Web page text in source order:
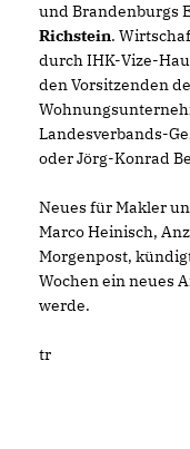
und Brandenburgs
Richstein.
durch IHK-Vize-
den Vorsitzenden
Landesverbands-
oder Jörg-Konrad
Neues für Makler
Marco Heinisch,
Morgenpost,
Wochen ein neues
werde.
tr